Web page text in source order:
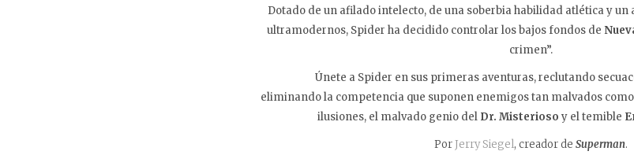
Dotado de un afilado intelecto, de una soberbia habilidad atlética y
ultramodernos, Spider ha decidido controlar los bajos fondos de
crimen”.
Únete a Spider en sus primeras aventuras, reclutando
eliminando la competencia que suponen enemigos tan malvados
ilusiones, el malvado genio del Dr. Misterioso y el temible
PorJerry Siegel, creador de Superman.